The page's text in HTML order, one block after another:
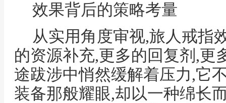
效果背后的策略考量
从实用角度审视,旅人戒指
的资源补充,更多的回复剂,更
途跋涉中悄然缓解着压力,它
装备那般耀眼,却以一种绵长